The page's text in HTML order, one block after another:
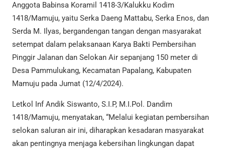
Anggota Babinsa Koramil 1418-3/Kalukku Kodim
1418/Mamuju, yaitu Serka Daeng Mattabu, Serka Enos, dan
Serda M. Ilyas, bergandengan tangan dengan masyarakat
setempat dalam pelaksanaan Karya Bakti Pembersihan
Pinggir Jalanan dan Selokan Air sepanjang 150 meter di
Desa Pammulukang, Kecamatan Papalang, Kabupaten
Mamuju pada Jumat (12/4/2024).
Letkol Inf Andik Siswanto, S.I.P, M.I.Pol. Dandim
1418/Mamuju, menyatakan, “Melalui kegiatan pembersihan
selokan saluran air ini, diharapkan kesadaran masyarakat
akan pentingnya menjaga kebersihan lingkungan dapat